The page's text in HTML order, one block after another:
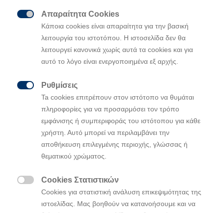
Απαραίτητα Cookies
Κάποια cookies είναι απαραίτητα για την βασική
λειτουργία του ιστοτόπου. Η ιστοσελίδα δεν θα
λειτουργεί κανονικά χωρίς αυτά τα cookies και για
αυτό το λόγο είναι ενεργοποιημένα εξ αρχής.
Ρυθμίσεις
Ta cookies επιτρέπουν στον ιστότοπο να θυμάται
πληροφορίες για να προσαρμόσει τον τρόπο
εμφάνισης ή συμπεριφοράς του ιστότοπου για κάθε
χρήστη. Αυτό μπορεί να περιλαμβάνει την
αποθήκευση επιλεγμένης περιοχής, γλώσσας ή
θεματικού χρώματος.
Cookies Στατιστικών
Cookies για στατιστική ανάλυση επικεψιμότητας της
ιστοελίδας. Μας βοηθούν να κατανοήσουμε και να
Ευρωπαϊκή Πρεμιέρα για τα Hyundai
INSTER, INSTER Cross και INITIUM στo
Brussels Motor Show 2025
Tα αμιγώς ηλεκτρικά Hyundai INSTER και INSTER Cross